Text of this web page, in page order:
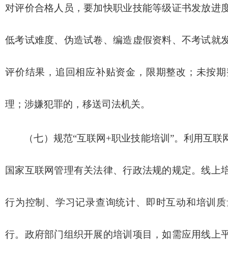
对评价合格人员，要加快职业技能等级证书发放进
低考试难度、伪造试卷、编造虚假资料、不考试就
评价结果，追回相应补贴资金，限期整改；未按
理；涉嫌犯罪的，移送司法机关。
（七）规范“互联网+职业技能培训”。利用互
国家互联网管理有关法律、行政法规的规定。线上
行为控制、学习记录查询统计、即时互动和培训
行。政府部门组织开展的培训项目，如需应用线上